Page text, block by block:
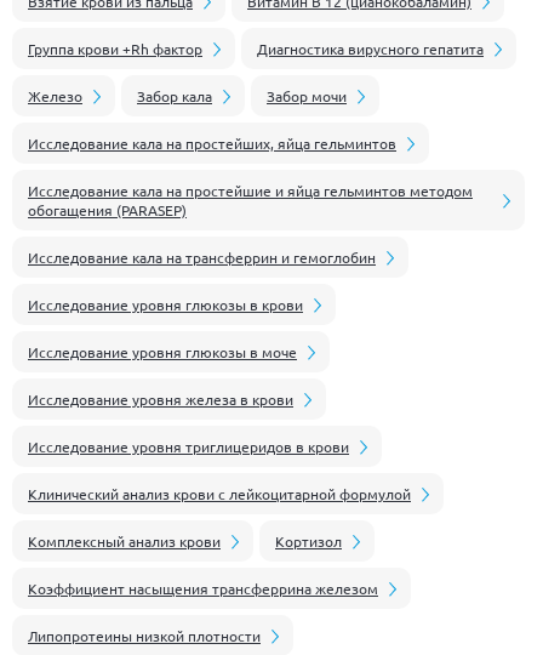
Группа крови +Rh фактор Диагностика вирусного гепатита
Железо Забор кала Забор мочи
Иcследование кала на простейших, яйца гельминтов
Исследование кала на простейшие и яйца гельминтов методом
обогащения (PARASEP)
Исследование кала на трансферрин и гемоглобин
Исследование уровня глюкозы в крови
Исследование уровня глюкозы в моче
Исследование уровня железа в крови
Исследование уровня триглицеридов в крови
Клинический анализ крови с лейкоцитарной формулой
Комплексный анализ крови Кортизол
Коэффициент насыщения трансферрина железом
Липопротеины низкой плотности